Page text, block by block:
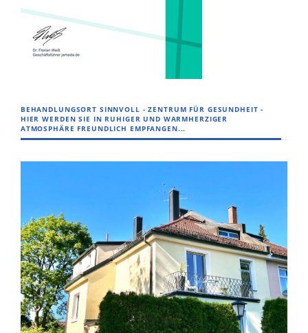
BEHANDLUNGSORT SINNVOLL - ZENTRUM FÜR GESUNDHEIT -
HIER WERDEN SIE IN RUHIGER UND WARMHERZIGER
ATMOSPHÄRE FREUNDLICH EMPFANGEN...